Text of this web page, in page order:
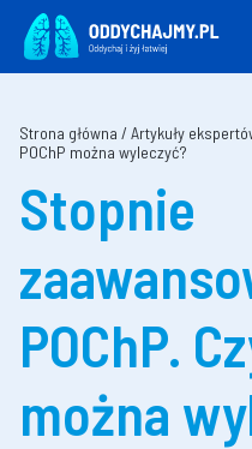
Strona główna / Artykuły
POChP można wyleczyć?
Stopnie
POChP.
można